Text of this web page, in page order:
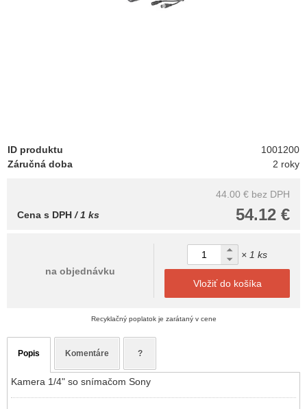
ID produktu
1001200
Záručná doba
2 roky
44.00 € bez DPH
54.12 €
Cena s DPH/ 1 ks
na objednávku
× 1 ks
Vložiť do košíka
Recyklačný poplatok je zarátaný v cene
Popis Komentáre ?
Kamera 1/4" so snímačom Sony